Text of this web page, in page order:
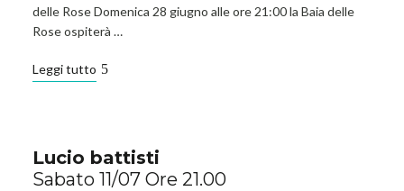
delle Rose Domenica 28 giugno alle ore 21:00 la Baia delle
Rose ospiterà …
Leggi tutto
Lucio battisti
Sabato 11/07 Ore 21.00